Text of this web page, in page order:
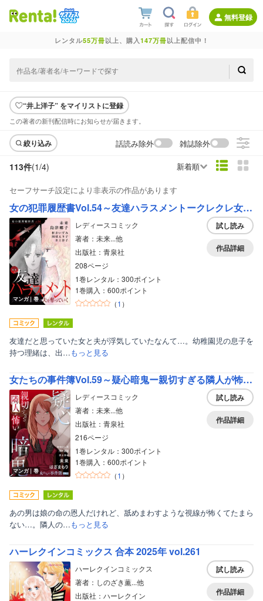
無料登録
レンタル55万冊以上、購入147万冊以上配信中！
“井上洋子” をマイリストに登録
この著者の新刊配信時にお知らせが届きます。
絞り込み 話読み除外 雑誌除外
113件(1/4) 新着順
セーフサーチ設定により非表示の作品があります
女の犯罪履歴書Vol.54～友達ハラスメントークレクレ女が私の夫を奪っていくー～
マンガ｜巻
レディースコミック
著者：未来...他
出版社：青泉社
208ページ
1巻レンタル：300ポイント
1巻購入：600ポイント
（1 ）
試し読み
作品詳細
友達だと思っていた女と夫が浮気していたなんて…。幼稚園児の息子を
持つ理緒は、出…もっと見る
女たちの事件簿Vol.59～疑心暗鬼ー親切すぎる隣人が怖いー～
マンガ｜巻
レディースコミック
著者：未来...他
出版社：青泉社
216ページ
1巻レンタル：300ポイント
1巻購入：600ポイント
（1 ）
試し読み
作品詳細
あの男は娘の命の恩人だけれど、舐めまわすような視線が怖くてたまら
ない…。隣人の…もっと見る
ハーレクインコミックス 合本 2025年 vol.261
ハーレクインコミックス
著者：しのざき薫...他
出版社：ハーレクイン
試し読み
作品詳細